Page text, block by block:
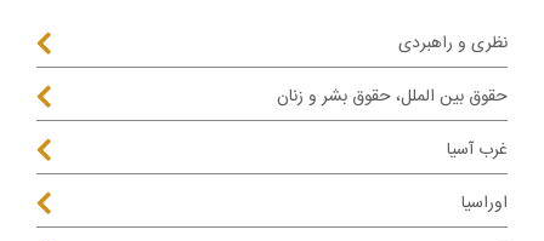
نظری و راهبردی
حقوق بین الملل، حقوق بشر و زنان
غرب آسیا
اوراسیا